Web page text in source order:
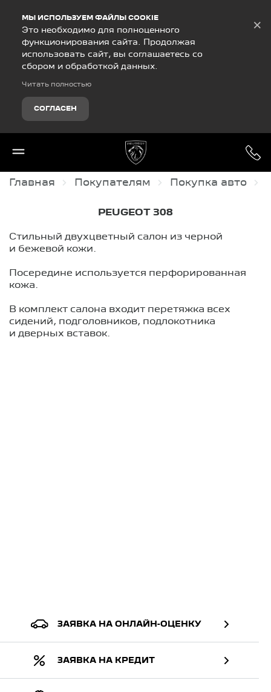
МЫ ИСПОЛЬЗУЕМ ФАЙЛЫ COOKIE
Это необходимо для полноценного
функционирования сайта. Продолжая
использовать сайт, вы соглашаетесь со
сбором и обработкой данных.
Читать полностью
СОГЛАСЕН
×
Главная Покупателям Покупка авто
PEUGEOT 308
Стильный двухцветный салон из черной
и бежевой кожи.
Посередине используется перфорированная
кожа.
В комплект салона входит перетяжка всех
сидений, подголовников, подлокотника
и дверных вставок.
ЗАЯВКА НА ОНЛАЙН-ОЦЕНКУ
ЗАЯВКА НА КРЕДИТ